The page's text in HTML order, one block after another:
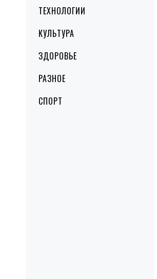
ТЕХНОЛОГИИ
КУЛЬТУРА
ЗДОРОВЬЕ
РАЗНОЕ
СПОРТ